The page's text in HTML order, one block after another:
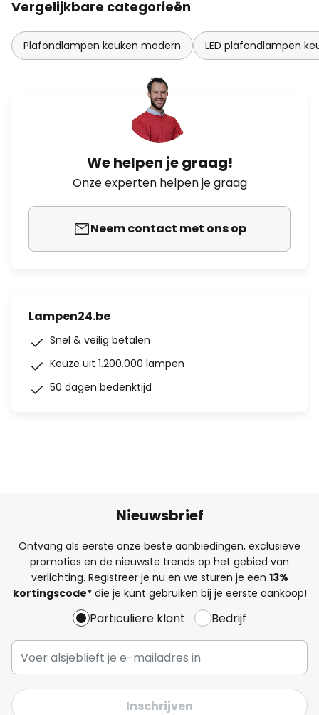
Vergelijkbare categorieën
Plafondlampen keuken modern LED plafondlampen
We helpen je graag!
Onze experten helpen je graag
Neem contact met ons op
Lampen24.be
Snel & veilig betalen
Keuze uit 1.200.000 lampen
50 dagen bedenktijd
Nieuwsbrief
Ontvang als eerste onze beste aanbiedingen, exclusieve
promoties en de nieuwste trends op het gebied van
verlichting. Registreer je nu en we sturen je een 13%
kortingscode*die je kunt gebruiken bij je eerste aankoop!
Particuliere klant Bedrijf
Inschrijven